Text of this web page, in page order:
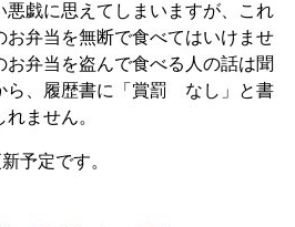
悪戯に思えてしまいますが、これ
お弁当を無断で食べてはいけませ
お弁当を盗んで食べる人の話は聞
ら、履歴書に「賞罰 なし」と書
ません。
予定です。